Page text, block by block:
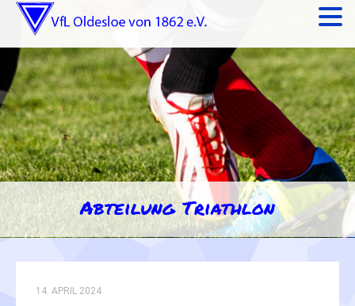
Abteilung Triathlon
14. APRIL 2024